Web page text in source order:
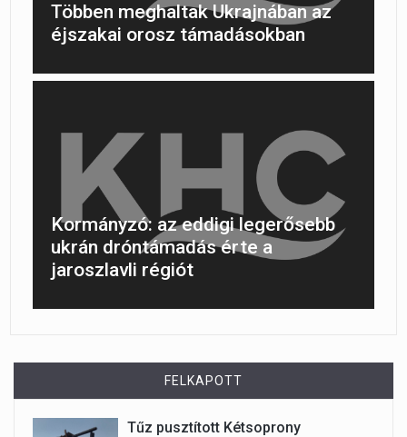
Többen meghaltak Ukrajnában az
éjszakai orosz támadásokban
Kormányzó: az eddigi legerősebb
ukrán dróntámadás érte a
jaroszlavli régiót
FELKAPOTT
Tűz pusztított Kétsoprony